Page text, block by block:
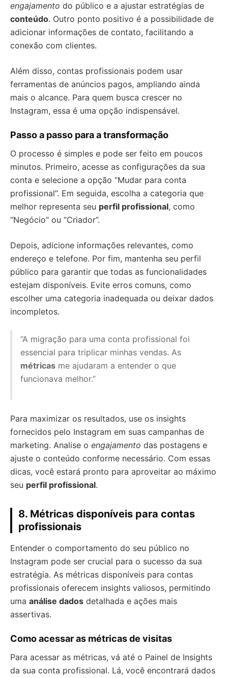
engajamento do público e a ajustar estratégias de
conteúdo. Outro ponto positivo é a possibilidade de
adicionar informações de contato, facilitando a
conexão com clientes.
Além disso, contas profissionais podem usar
ferramentas de anúncios pagos, ampliando ainda
mais o alcance. Para quem busca crescer no
Instagram, essa é uma opção indispensável.
Passo a passo para a transformação
O processo é simples e pode ser feito em poucos
minutos. Primeiro, acesse as configurações da sua
conta e selecione a opção “Mudar para conta
profissional”. Em seguida, escolha a categoria que
melhor representa seu perfil profissional, como
“Negócio” ou “Criador”.
Depois, adicione informações relevantes, como
endereço e telefone. Por fim, mantenha seu perfil
público para garantir que todas as funcionalidades
estejam disponíveis. Evite erros comuns, como
escolher uma categoria inadequada ou deixar dados
incompletos.
“A migração para uma conta profissional foi
essencial para triplicar minhas vendas. As
métricas me ajudaram a entender o que
funcionava melhor.”
Para maximizar os resultados, use os insights
fornecidos pelo Instagram em suas campanhas de
marketing. Analise o engajamento das postagens e
ajuste o conteúdo conforme necessário. Com essas
dicas, você estará pronto para aproveitar ao máximo
seu perfil profissional.
8. Métricas disponíveis para contas
profissionais
Entender o comportamento do seu público no
Instagram pode ser crucial para o sucesso da sua
estratégia. As métricas disponíveis para contas
profissionais oferecem insights valiosos, permitindo
uma análise dados detalhada e ações mais
assertivas.
Como acessar as métricas de visitas
Para acessar as métricas, vá até o Painel de Insights
da sua conta profissional. Lá, você encontrará dados